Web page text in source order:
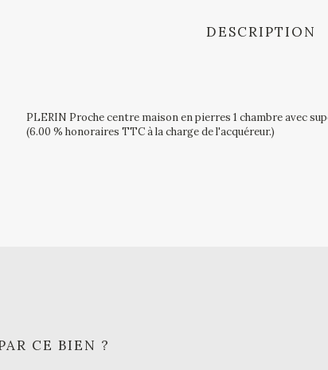
DESCRIPTION
PLERIN Proche centre maison en pierres 1 chambre avec
(6.00 % honoraires TTC à la charge de l'acquéreur.)
CE BIEN ?